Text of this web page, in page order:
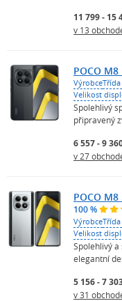
11 799 - 15
v 13
POCO
Výrobce
Velikost
Spolehlivý
připravený
6 557 - 9
v 27
POCO
100 %
Výrobce
Velikost
Spolehlivý
elegantní
5 156 - 7
v 31